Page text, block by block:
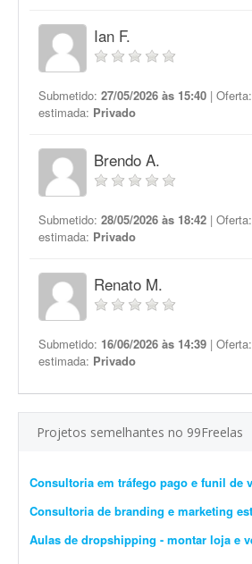
Ian F.
Submetido: 27/05/2026 às 15:40 | Oferta:
estimada: Privado
Brendo A.
Submetido: 28/05/2026 às 18:42 | Oferta:
estimada: Privado
Renato M.
Submetido: 16/06/2026 às 14:39 | Oferta:
estimada: Privado
Projetos semelhantes no 99Freelas